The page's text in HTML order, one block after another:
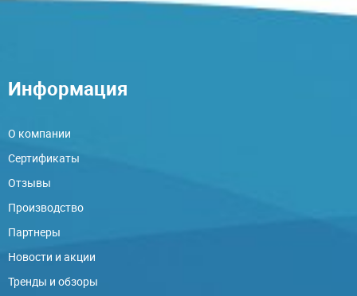
Информация
О компании
Сертификаты
Отзывы
Производство
Партнеры
Новости и акции
Тренды и обзоры